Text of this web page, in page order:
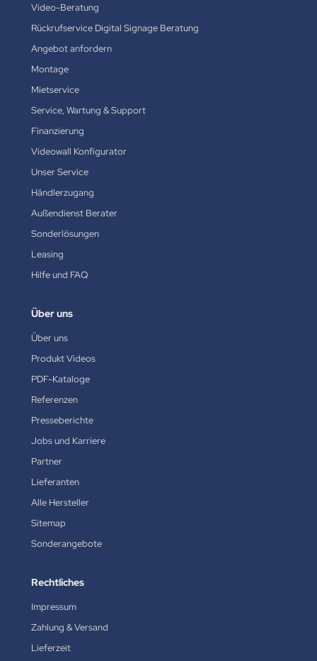
Video-Beratung
Rückrufservice Digital Signage Beratung
Angebot anfordern
Montage
Mietservice
Service, Wartung & Support
Finanzierung
Videowall Konfigurator
Unser Service
Händlerzugang
Außendienst Berater
Sonderlösungen
Leasing
Hilfe und FAQ
Über uns
Über uns
Produkt Videos
PDF-Kataloge
Referenzen
Presseberichte
Jobs und Karriere
Partner
Lieferanten
Alle Hersteller
Sitemap
Sonderangebote
Rechtliches
Impressum
Zahlung & Versand
Lieferzeit